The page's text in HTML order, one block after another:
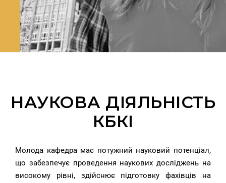
НАУКОВА ДІЯЛЬНІСТЬ
КБКІ
Молода кафедра має потужний науковий потенціал,
що забезпечує проведення наукових досліджень на
високому рівні, здійснює підготовку фахівців на